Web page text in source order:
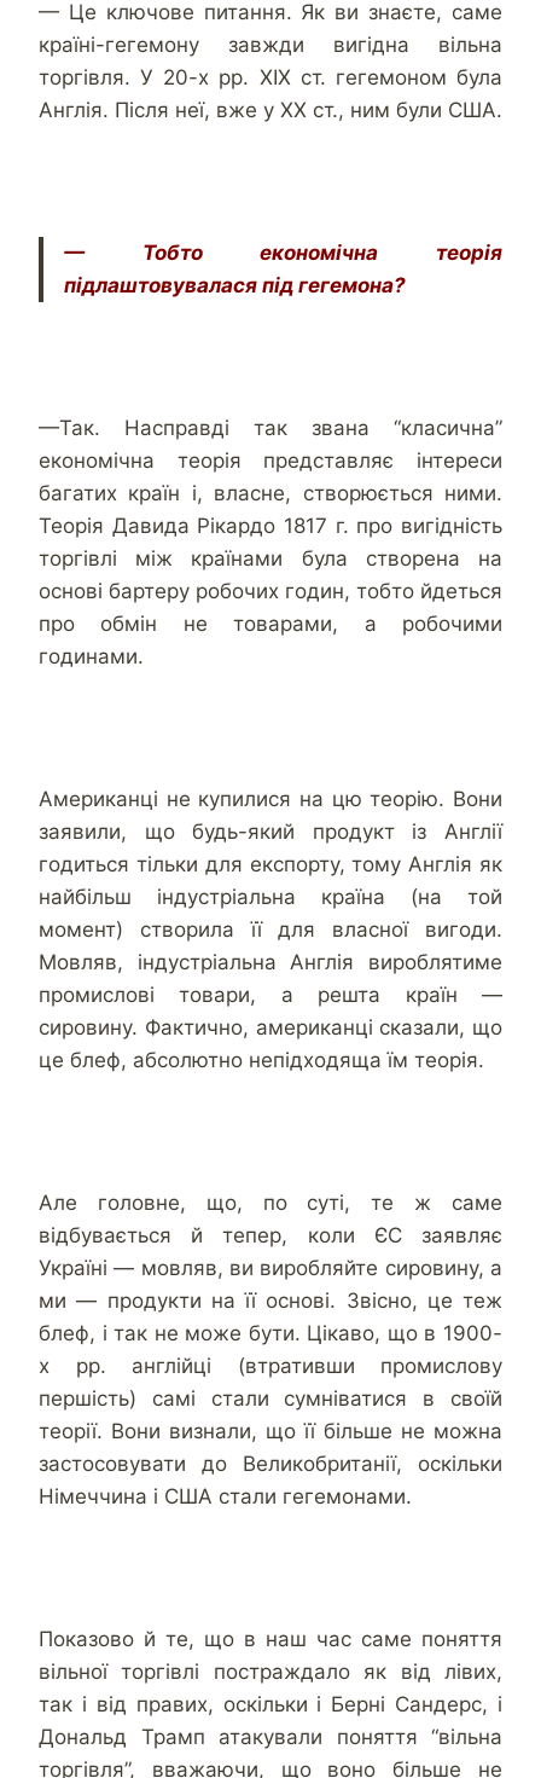
— Це ключове питання. Як ви знаєте, саме
країні-гегемону завжди вигідна вільна
торгівля. У 20-х рр. XIX ст. гегемоном була
Англія. Після неї, вже у XX ст., ним були США.
— Тобто економічна теорія
підлаштовувалася під гегемона?
—Так. Насправді так звана “класична”
економічна теорія представляє інтереси
багатих країн і, власне, створюється ними.
Теорія Давида Рікардо 1817 г. про вигідність
торгівлі між країнами була створена на
основі бартеру робочих годин, тобто йдеться
про обмін не товарами, а робочими
годинами.
Американці не купилися на цю теорію. Вони
заявили, що будь-який продукт із Англії
годиться тільки для експорту, тому Англія як
найбільш індустріальна країна (на той
момент) створила її для власної вигоди.
Мовляв, індустріальна Англія вироблятиме
промислові товари, а решта країн —
сировину. Фактично, американці сказали, що
це блеф, абсолютно непідходяща їм теорія.
Але головне, що, по суті, те ж саме
відбувається й тепер, коли ЄС заявляє
Україні — мовляв, ви виробляйте сировину, а
ми — продукти на її основі. Звісно, це теж
блеф, і так не може бути. Цікаво, що в 1900-
х рр. англійці (втративши промислову
першість) самі стали сумніватися в своїй
теорії. Вони визнали, що її більше не можна
застосовувати до Великобританії, оскільки
Німеччина і США стали гегемонами.
Показово й те, що в наш час саме поняття
вільної торгівлі постраждало як від лівих,
так і від правих, оскільки і Берні Сандерс, і
Дональд Трамп атакували поняття “вільна
торгівля”, вважаючи, що воно більше не